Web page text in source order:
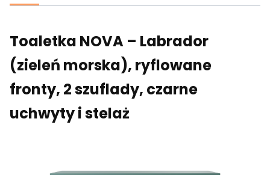
Toaletka NOVA – Labrador
(zieleń morska), ryflowane
fronty, 2 szuflady, czarne
uchwyty i stelaż